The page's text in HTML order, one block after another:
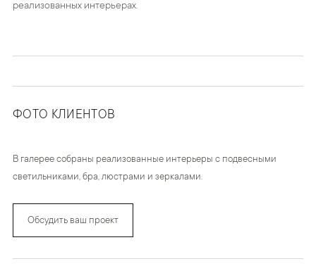
реализованных интерьерах.
ФОТО КЛИЕНТОВ
В галерее собраны реализованные интерьеры с подвесными
светильниками, бра, люстрами и зеркалами.
Обсудить ваш проект